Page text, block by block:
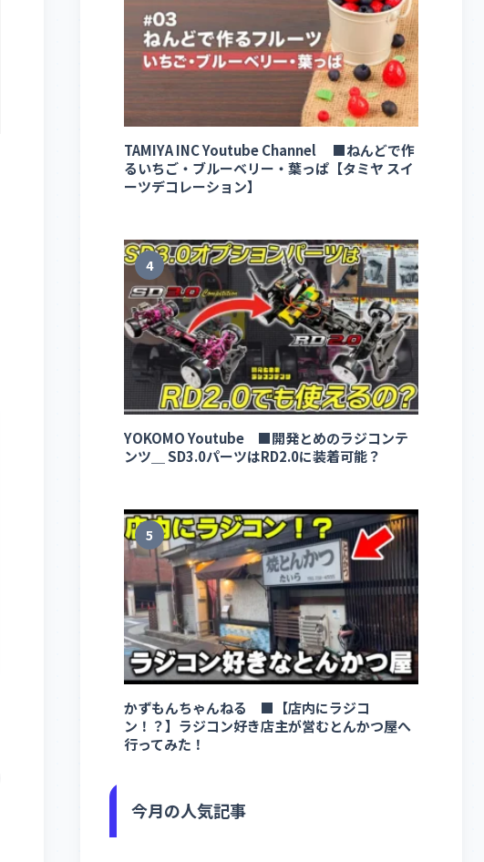
TAMIYA INC Youtube Channel ■ねんどで作
るいちご・ブルーベリー・葉っぱ【タミヤ スイ
ーツデコレーション】
4
YOKOMO Youtube ■開発とめのラジコンテ
ンツ＿ SD3.0パーツはRD2.0に装着可能？
5
かずもんちゃんねる ■【店内にラジコ
ン！？】ラジコン好き店主が営むとんかつ屋へ
行ってみた！
今月の人気記事